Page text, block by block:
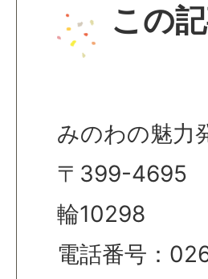
この
みのわの魅力
〒399-4695
輪10298
電話番号：